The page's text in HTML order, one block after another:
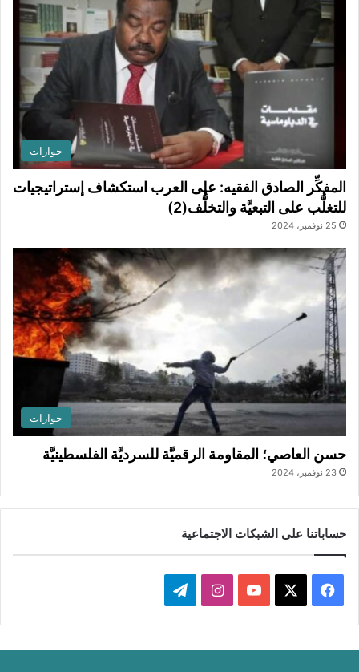
حوارات
المفكِّر الصادق الفقيه: على العرب استكشاف إستراتيجيات
للتغلُّب على التبعيَّة والتخلُّف(2)
25 نوفمبر، 2024
حوارات
حسن العاصي؛ المقاومة الرقميَّة للسرديَّة الفلسطينيَّة
23 نوفمبر، 2024
حساباتنا على الشبكات الاجتماعية
فيسبوك ‫YouTubeانستقرامتيلقرام